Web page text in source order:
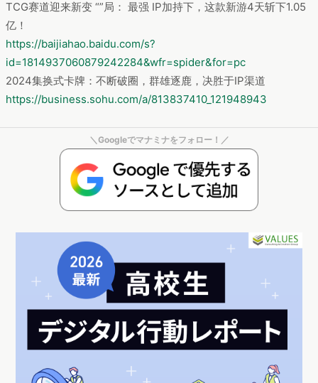
TCG赛道迎来新变 “”局： 最强 IP加持下，这款新游4天斩下1.05
亿！
https://baijiahao.baidu.com/s?
id=1814937060879242284&wfr=spider&for=pc
2024集换式卡牌：不断破圈，群雄逐鹿，决胜于IP渠道
https://business.sohu.com/a/813837410_121948943
＼Googleでマナミナをフォロー！／